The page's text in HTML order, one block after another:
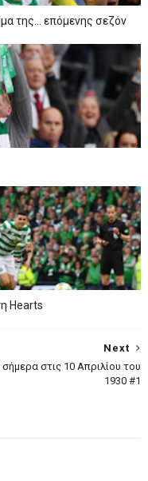
της… επόμενης σεζόν
Hearts
Next
στις 10 Απριλίου του
1930 #1